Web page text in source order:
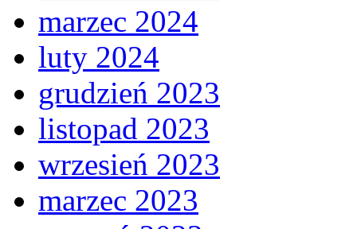
marzec 2024
luty 2024
grudzień 2023
listopad 2023
wrzesień 2023
marzec 2023